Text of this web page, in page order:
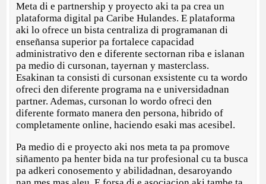
Meta di e partnership y proyecto aki ta pa crea un
plataforma digital pa Caribe Hulandes. E plataforma
aki lo ofrece un bista centraliza di programanan di
enseñansa superior pa fortalece capacidad
administrativo den e diferente sectornan riba e islanan
pa medio di cursonan, tayernan y masterclass.
Esakinan ta consisti di cursonan exsistente cu ta wordo
ofreci den diferente programa na e universidadnan
partner. Ademas, cursonan lo wordo ofreci den
diferente formato manera den persona, hibrido of
completamente online, haciendo esaki mas acesibel.
Pa medio di e proyecto aki nos meta ta pa promove
siñamento pa henter bida na tur profesional cu ta busca
pa adkeri conosemento y abilidadnan, desaroyando